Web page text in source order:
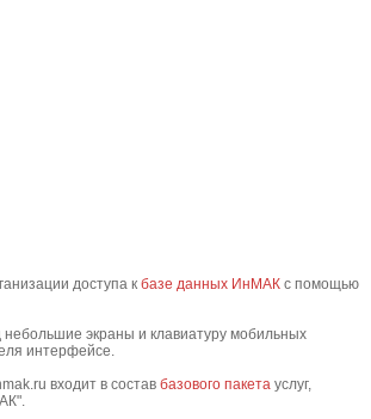
доступа к базе данных ИнМАК с помощью
экраны и клавиатуру мобильных
интерфейсе.
входит в состав базового пакета услуг,